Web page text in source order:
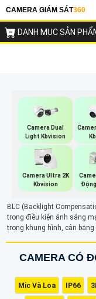
CAMERA GIÁM SÁT360
DANH MỤC SẢN
Camera Dual
Light Kbvision
Camera Ultra 2K
Kbvision
BLC (Backlight
trong điều kiện ánh sáng
trong khung hình, cân
CAMERA CÓ
Mic Và Loa IP66